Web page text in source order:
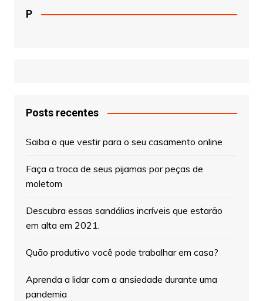
P
Posts recentes
Saiba o que vestir para o seu casamento online
Faça a troca de seus pijamas por peças de
moletom
Descubra essas sandálias incríveis que estarão
em alta em 2021.
Quão produtivo você pode trabalhar em casa?
Aprenda a lidar com a ansiedade durante uma
pandemia